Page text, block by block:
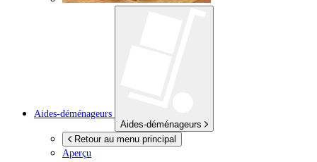
Aides-déménageurs
Aides-déménageurs
Retour au menu principal
Aperçu